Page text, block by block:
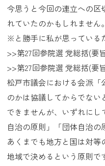
今思うと今回の連立への
れていたのかもしれません。
※と勝手に私が思っている
>>第27回参院選 党総括(要
>>第27回参院選 党総括(要
松戸市議会における会派「
のかは協議してからでな
できませんが、いずれに
自治の原則」「団体自治の
あくまでも地方と国は対
地域で決めるという原則で